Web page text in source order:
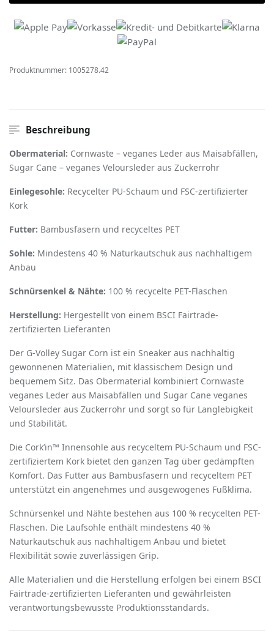
Produktnummer: 1005278.42
Beschreibung
Obermaterial: Cornwaste – veganes Leder aus Maisabfällen,
Sugar Cane – veganes Veloursleder aus Zuckerrohr
Einlegesohle: Recycelter PU-Schaum und FSC-zertifizierter
Kork
Futter: Bambusfasern und recyceltes PET
Sohle: Mindestens 40 % Naturkautschuk aus nachhaltigem
Anbau
Schnürsenkel & Nähte: 100 % recycelte PET-Flaschen
Herstellung: Hergestellt von einem BSCI Fairtrade-
zertifizierten Lieferanten
Der G-Volley Sugar Corn ist ein Sneaker aus nachhaltig
gewonnenen Materialien, mit klassischem Design und
bequemem Sitz. Das Obermaterial kombiniert Cornwaste
veganes Leder aus Maisabfällen und Sugar Cane veganes
Veloursleder aus Zuckerrohr und sorgt so für Langlebigkeit
und Stabilität.
Die Cork’in™ Innensohle aus recyceltem PU-Schaum und FSC-
zertifiziertem Kork bietet den ganzen Tag über gedämpften
Komfort. Das Futter aus Bambusfasern und recyceltem PET
unterstützt ein angenehmes und ausgewogenes Fußklima.
Schnürsenkel und Nähte bestehen aus 100 % recycelten PET-
Flaschen. Die Laufsohle enthält mindestens 40 %
Naturkautschuk aus nachhaltigem Anbau und bietet
Flexibilität sowie zuverlässigen Grip.
Alle Materialien und die Herstellung erfolgen bei einem BSCI
Fairtrade-zertifizierten Lieferanten und gewährleisten
verantwortungsbewusste Produktionsstandards.